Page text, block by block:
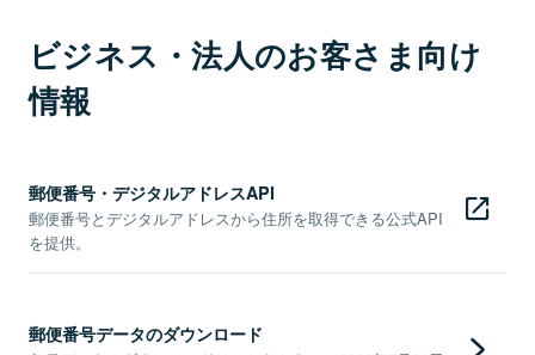
ビジネス・法人のお客さま向け
情報
郵便番号・デジタルアドレスAPI
郵便番号とデジタルアドレスから住所を取得できる公式API
を提供。
郵便番号データのダウンロード